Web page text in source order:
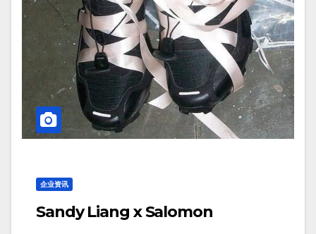
企业资讯
Sandy Liang x Salomon